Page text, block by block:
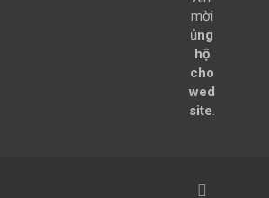
mời
ủng
hộ
cho
wed
site.